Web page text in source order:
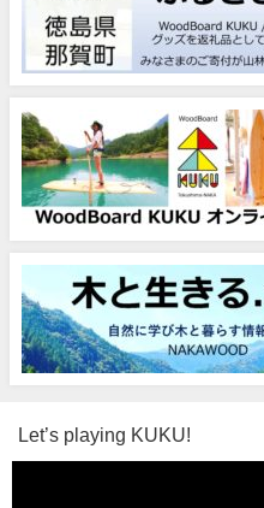
Let’s playing KUKU!